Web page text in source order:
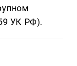
УК РФ).